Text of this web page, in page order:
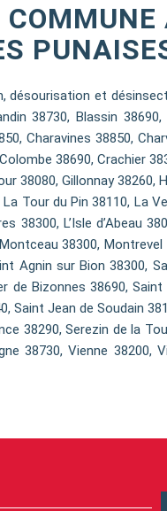
COMMUNE
désourisation et
38730, Blassin
Charavines 38850,
38690, Crachier
38080, Gillonnay 38260,
Tour du Pin 38110, La
L’Isle d’Abeau
38300,
Agnin sur Bion 38300,
de Bizonnes 38690,
Saint Jean de Soudain
38290, Serezin de la
38730, Vienne 38200,